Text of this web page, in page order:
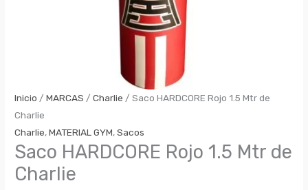
Inicio /MARCAS /Charlie / Saco HARDCORE Rojo 1.5 Mtr de
Charlie
Charlie,MATERIAL GYM,Sacos
Saco HARDCORE Rojo 1.5 Mtr de
Charlie